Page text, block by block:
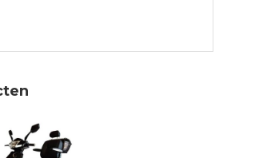
biedt deze scootmobiel een
mijn keuze en zou het aan
die op zoek is naar een